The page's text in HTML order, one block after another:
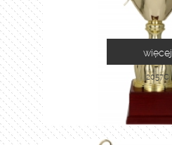
2057C
więcej